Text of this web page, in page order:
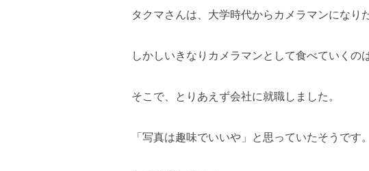
タクマさんは、大学時代からカメラマンになり
しかしいきなりカメラマンとして食べていくの
そこで、とりあえず会社に就職しました。
「写真は趣味でいいや」と思っていたそうです。